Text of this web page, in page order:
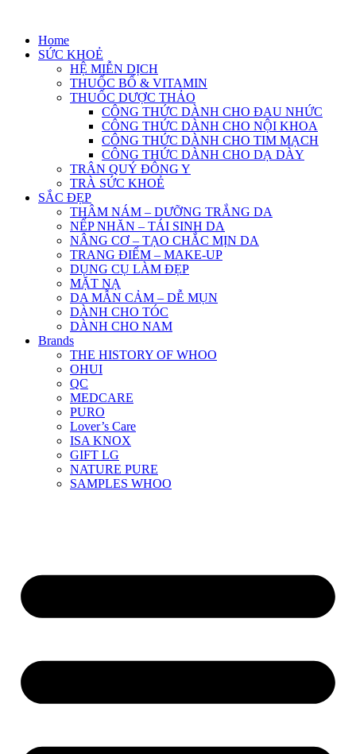
contentHome
SỨC KHOẺ
HỆ MIỄN DỊCH
THUỐC BỔ & VITAMIN
THUỐC DƯỢC THẢO
CÔNG THỨC DÀNH CHO ĐAU NHỨC
CÔNG THỨC DÀNH CHO NỘI KHOA
CÔNG THỨC DÀNH CHO TIM MẠCH
CÔNG THỨC DÀNH CHO DẠ DÀY
TRÂN QUÝ ĐÔNG Y
TRÀ SỨC KHOẺ
SẮC ĐẸP
THÂM NÁM – DƯỠNG TRẮNG DA
NẾP NHĂN – TÁI SINH DA
NÂNG CƠ – TẠO CHẮC MỊN DA
TRANG ĐIỂM – MAKE-UP
DỤNG CỤ LÀM ĐẸP
MẶT NẠ
DA MẪN CẢM – DỄ MỤN
DÀNH CHO TÓC
DÀNH CHO NAM
Brands
THE HISTORY OF WHOO
OHUI
QC
MEDCARE
PURO
Lover’s Care
ISA KNOX
GIFT LG
NATURE PURE
SAMPLES WHOO